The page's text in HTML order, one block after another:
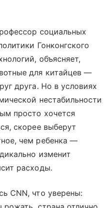
социальных
Гонконгского
объясняет,
для китайцев —
друга. Но в условиях
нестабильности
просто хочется
скорее выберут
чем ребенка —
изменит
расходы.
CNN, что уверены: